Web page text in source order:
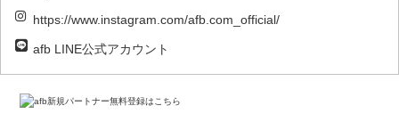
https://www.instagram.com/afb.com_official/
afb LINE公式アカウント